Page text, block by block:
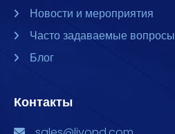
Новости и мероприятия
Часто задаваемые вопросы
Блог
Контакты